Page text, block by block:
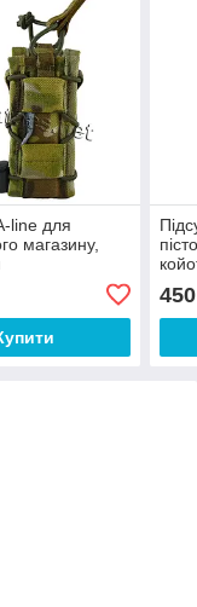
line для
магазину,
450